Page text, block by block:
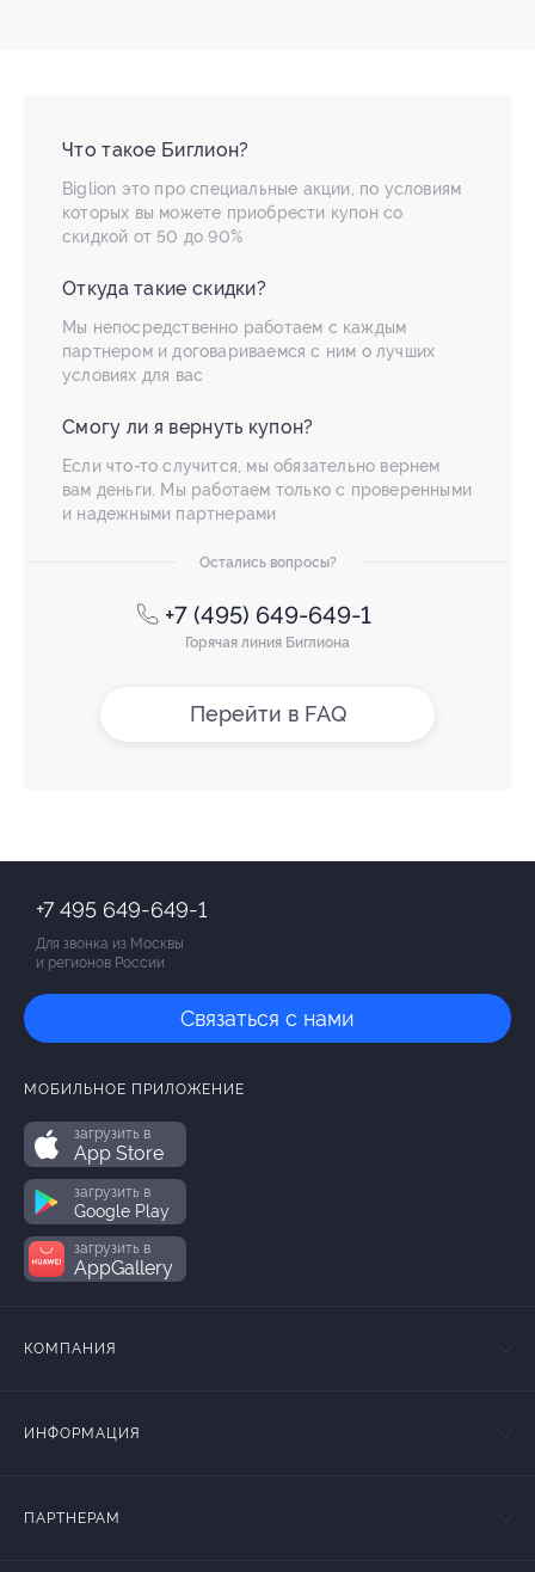
Что такое Биглион?
Biglion это про специальные акции, по условиям
которых вы можете приобрести купон со
скидкой от 50 до 90%
Откуда такие скидки?
Мы непосредственно работаем с каждым
партнером и договариваемся с ним о лучших
условиях для вас
Смогу ли я вернуть купон?
Если что-то случится, мы обязательно вернем
вам деньги. Мы работаем только с проверенными
и надежными партнерами
Остались вопросы?
+7 (495) 649-649-1
Горячая линия Биглиона
Перейти в FAQ
+7 495 649-649-1
Для звонка из Москвы
и регионов России
Связаться с нами
МОБИЛЬНОЕ ПРИЛОЖЕНИЕ
загрузить в
App Store
загрузить в
Google Play
загрузить в
AppGallery
КОМПАНИЯ
ИНФОРМАЦИЯ
ПАРТНЕРАМ